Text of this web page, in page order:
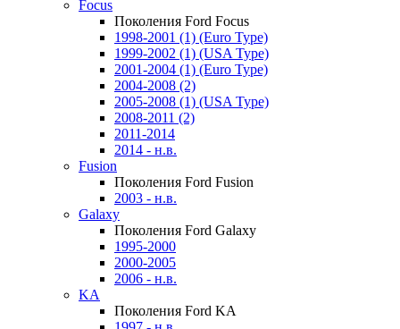
Focus
Поколения Ford Focus
1998-2001 (1) (Euro Type)
1999-2002 (1) (USA Type)
2001-2004 (1) (Euro Type)
2004-2008 (2)
2005-2008 (1) (USA Type)
2008-2011 (2)
2011-2014
2014 - н.в.
Fusion
Поколения Ford Fusion
2003 - н.в.
Galaxy
Поколения Ford Galaxy
1995-2000
2000-2005
2006 - н.в.
KA
Поколения Ford KA